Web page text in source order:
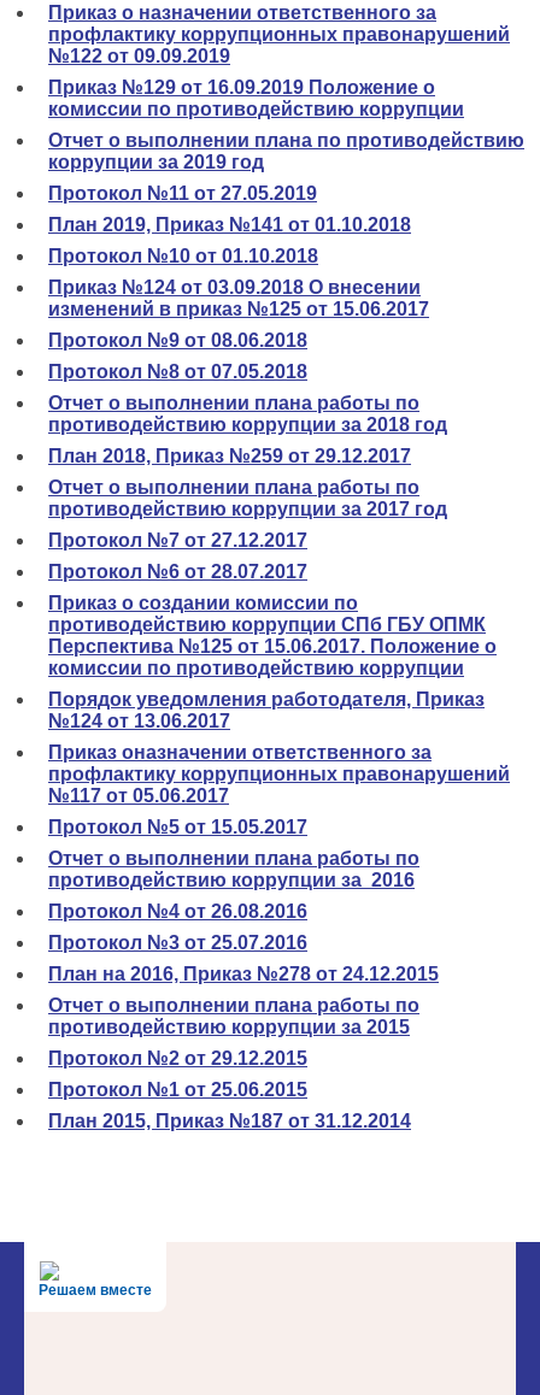
Приказ о назначении ответственного за
профлактику коррупционных правонарушений
№122 от 09.09.2019
Приказ №129 от 16.09.2019 Положение о
комиссии по противодействию коррупции
Отчет о выполнении плана по противодействию
коррупции за 2019 год
Протокол №11 от 27.05.2019
План 2019, Приказ №141 от 01.10.2018
Протокол №10 от 01.10.2018
Приказ №124 от 03.09.2018 О внесении
изменений в приказ №125 от 15.06.2017
Протокол №9 от 08.06.2018
Протокол №8 от 07.05.2018
Отчет о выполнении плана работы по
противодействию коррупции за 2018 год
План 2018, Приказ №259 от 29.12.2017
Отчет о выполнении плана работы по
противодействию коррупции за 2017 год
Протокол №7 от 27.12.2017
Протокол №6 от 28.07.2017
Приказ о создании комиссии по
противодействию коррупции СПб ГБУ ОПМК
Перспектива №125 от 15.06.2017. Положение о
комиссии по противодействию коррупции
Порядок уведомления работодателя, Приказ
№124 от 13.06.2017
Приказ оназначении ответственного за
профлактику коррупционных правонарушений
№117 от 05.06.2017
Протокол №5 от 15.05.2017
Отчет о выполнении плана работы по
противодействию коррупции за 2016
Протокол №4 от 26.08.2016
Протокол №3 от 25.07.2016
План на 2016, Приказ №278 от 24.12.2015
Отчет о выполнении плана работы по
противодействию коррупции за 2015
Протокол №2 от 29.12.2015
Протокол №1 от 25.06.2015
План 2015, Приказ №187 от 31.12.2014
Решаем вместе